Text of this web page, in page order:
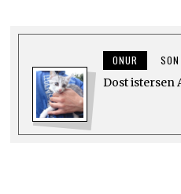
ONUR
Dost istersen